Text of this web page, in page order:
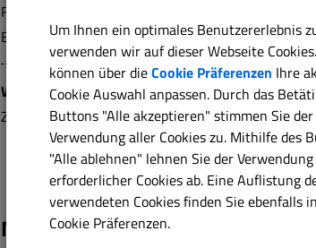
Fax:
E-Mail:
katharina.storr@landratsamt.dillingen.de
Weitere Informationen:
Zimmer:
A-219
Mitarbeiter
Um Ihnen ein optimales Benutzererlebnis
verwenden wir auf dieser Webseite
können über dieCookie Präferenzen Ihre
Cookie Auswahl anpassen. Durch das
Buttons "Alle akzeptieren" stimmen Sie der
Verwendung aller Cookies zu. Mithilfe des
"Alle ablehnen" lehnen Sie der
erforderlicher Cookies ab. Eine Auflistung
verwendeten Cookies finden Sie ebenfalls
Cookie Präferenzen.